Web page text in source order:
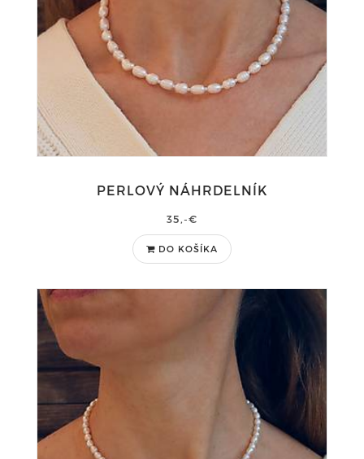
PERLOVÝ NÁHRDELNÍK
35,-€
DO KOŠÍKA